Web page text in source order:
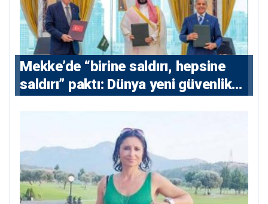
Mekke’de “birine saldırı, hepsine
saldırı” paktı: Dünya yeni güvenlik